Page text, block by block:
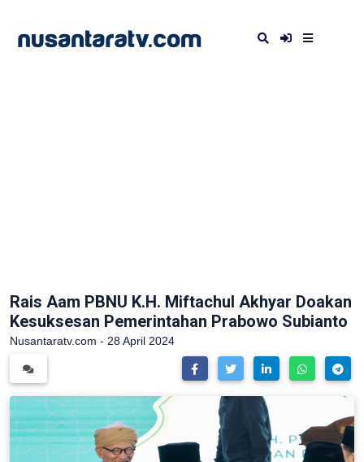
Rais Aam PBNU K.H. Miftachul Akhyar Doakan
Kesuksesan Pemerintahan Prabowo Subianto
Nusantaratv.com - 28 April 2024